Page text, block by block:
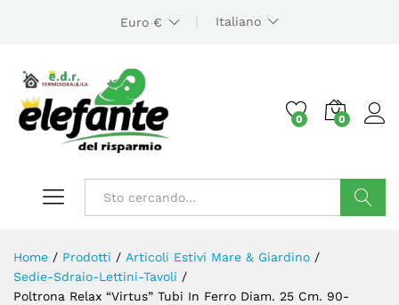
Euro € Italiano
0 0
Home / Prodotti / Articoli Estivi Mare & Giardino /
Sedie-Sdraio-Lettini-Tavoli /
Poltrona Relax “Virtus” Tubi In Ferro Diam. 25 Cm. 90-